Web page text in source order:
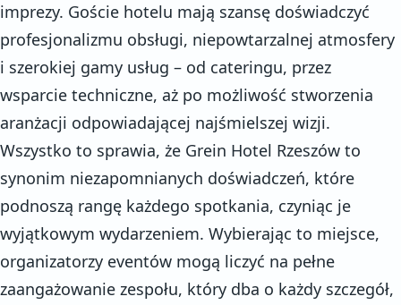
imprezy. Goście hotelu mają szansę doświadczyć
profesjonalizmu obsługi, niepowtarzalnej atmosfery
i szerokiej gamy usług – od cateringu, przez
wsparcie techniczne, aż po możliwość stworzenia
aranżacji odpowiadającej najśmielszej wizji.
Wszystko to sprawia, że Grein Hotel Rzeszów to
synonim niezapomnianych doświadczeń, które
podnoszą rangę każdego spotkania, czyniąc je
wyjątkowym wydarzeniem. Wybierając to miejsce,
organizatorzy eventów mogą liczyć na pełne
zaangażowanie zespołu, który dba o każdy szczegół,